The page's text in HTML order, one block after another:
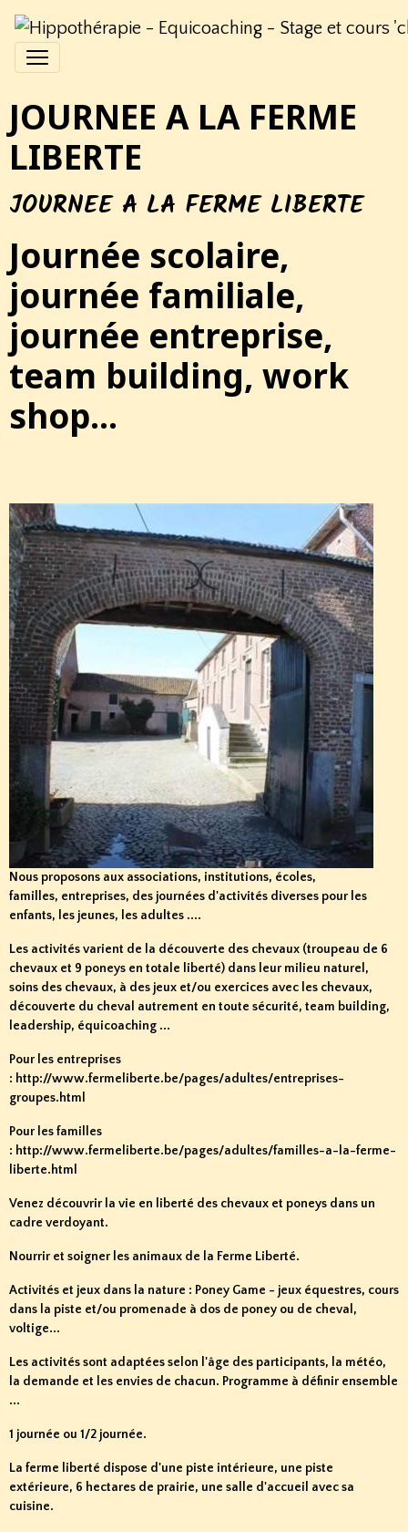
JOURNEE A LA FERME
LIBERTE
JOURNEE A LA FERME LIBERTE
Journée scolaire,
journée familiale,
journée entreprise,
team building, work
shop...
Nous proposons aux associations, institutions, écoles,
familles, entreprises, des journées d'activités diverses pour les
enfants, les jeunes, les adultes ....
Les activités varient de la découverte des chevaux (troupeau de 6
chevaux et 9 poneys en totale liberté) dans leur milieu naturel,
soins des chevaux, à des jeux et/ou exercices avec les chevaux,
découverte du cheval autrement en toute sécurité, team building,
leadership, équicoaching ...
Pour les entreprises
: http://www.fermeliberte.be/pages/adultes/entreprises-
groupes.html
Pour les familles
: http://www.fermeliberte.be/pages/adultes/familles-a-la-ferme-
liberte.html
Venez découvrir la vie en liberté des chevaux et poneys dans un
cadre verdoyant.
Nourrir et soigner les animaux de la Ferme Liberté.
Activités et jeux dans la nature : Poney Game - jeux équestres, cours
dans la piste et/ou promenade à dos de poney ou de cheval,
voltige...
Les activités sont adaptées selon l'âge des participants, la météo,
la demande et les envies de chacun. Programme à définir ensemble
...
1 journée ou 1/2 journée.
La ferme liberté dispose d'une piste intérieure, une piste
extérieure, 6 hectares de prairie, une salle d'accueil avec sa
cuisine.